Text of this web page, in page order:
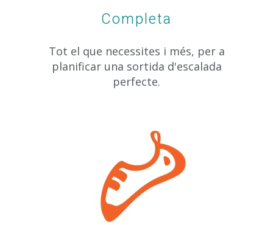
Completa
Tot el que necessites i més, per a
planificar una sortida d'escalada
perfecte.